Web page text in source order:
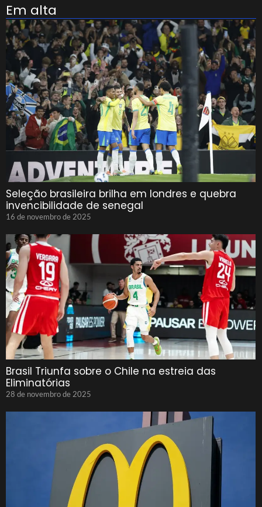
Em alta
Seleção brasileira brilha em londres e quebra
invencibilidade de senegal
16 de novembro de 2025
Brasil Triunfa sobre o Chile na estreia das
Eliminatórias
28 de novembro de 2025